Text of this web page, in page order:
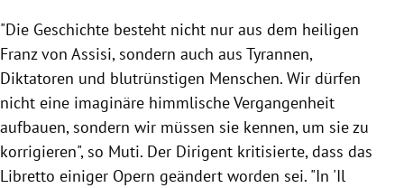
"Die Geschichte besteht nicht nur aus dem heiligen
Franz von Assisi, sondern auch aus Tyrannen,
Diktatoren und blutrünstigen Menschen. Wir dürfen
nicht eine imaginäre himmlische Vergangenheit
aufbauen, sondern wir müssen sie kennen, um sie zu
korrigieren", so Muti. Der Dirigent kritisierte, dass das
Libretto einiger Opern geändert worden sei. "In 'Il